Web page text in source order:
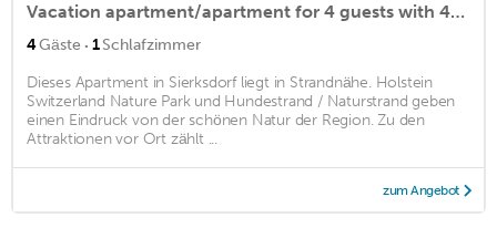
Vacation apartment/apartment for 4 guests with 40m² in Sierksdorf (133429)
4Gäste · 1Schlafzimmer
Dieses Apartment in Sierksdorf liegt in Strandnähe. Holstein
Switzerland Nature Park und Hundestrand / Naturstrand geben
einen Eindruck von der schönen Natur der Region. Zu den
Attraktionen vor Ort zählt ...
zum Angebot